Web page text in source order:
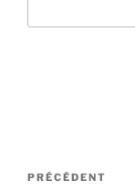
Navigation
Article
PRÉCÉDENT